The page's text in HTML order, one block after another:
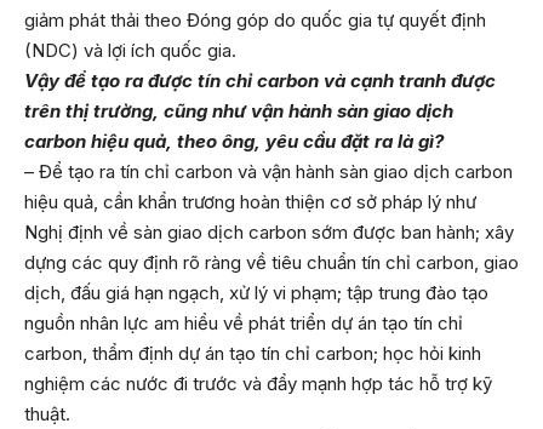
giảm phát thải theo Đóng góp do quốc gia tự quyết định
(NDC) và lợi ích quốc gia.
Vậy để tạo ra được tín chỉ carbon và cạnh tranh được
trên thị trường, cũng như vận hành sàn giao dịch
carbon hiệu quả, theo ông, yêu cầu đặt ra là gì?
– Để tạo ra tín chỉ carbon và vận hành sàn giao dịch carbon
hiệu quả, cần khẩn trương hoàn thiện cơ sở pháp lý như
Nghị định về sàn giao dịch carbon sớm được ban hành; xây
dựng các quy định rõ ràng về tiêu chuẩn tín chỉ carbon, giao
dịch, đấu giá hạn ngạch, xử lý vi phạm; tập trung đào tạo
nguồn nhân lực am hiểu về phát triển dự án tạo tín chỉ
carbon, thẩm định dự án tạo tín chỉ carbon; học hỏi kinh
nghiệm các nước đi trước và đẩy mạnh hợp tác hỗ trợ kỹ
thuật.